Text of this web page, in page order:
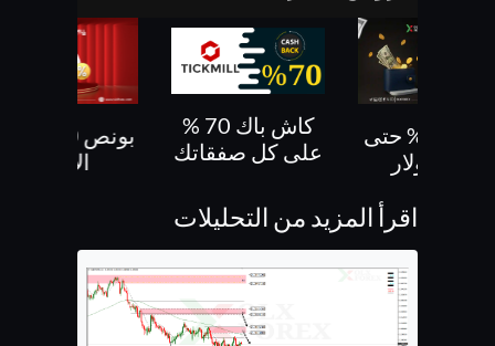
بونص 30% حتى
كاش باك 70 %
على كل صفقاتك
الايداع
اقرأ المزيد من التحليلات